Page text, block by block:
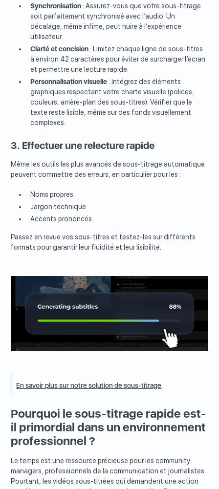
Synchronisation : Assurez-vous que votre sous-titrage
soit parfaitement synchronisé avec l’audio. Un
décalage, même infime, peut nuire à l’expérience
utilisateur.
Clarté et concision : Limitez chaque ligne de sous-titres
à environ 42 caractères pour éviter de surcharger l’écran
et permettre une lecture rapide.
Personnalisation visuelle : Intégrez des éléments
graphiques respectant votre charte visuelle (polices,
couleurs, arrière-plan des sous-titres). Vérifier que le
texte reste lisible, même sur des fonds visuellement
complexes.
3. Effectuer une relecture rapide
Même les outils les plus avancés de sous-titrage automatique
peuvent commettre des erreurs, en particulier pour les :
Noms propres
Jargon technique
Accents prononcés
Passez en revue vos sous-titres et testez-les sur différents
formats pour garantir leur fluidité et leur lisibilité.
En savoir plus sur notre solution de sous-titrage
Pourquoi le sous-titrage rapide est-
il primordial dans un environnement
professionnel ?
Le temps est une ressource précieuse pour les community
managers, professionnels de la communication et journalistes.
Pourtant, les vidéos sous-titrées qui demandent une action